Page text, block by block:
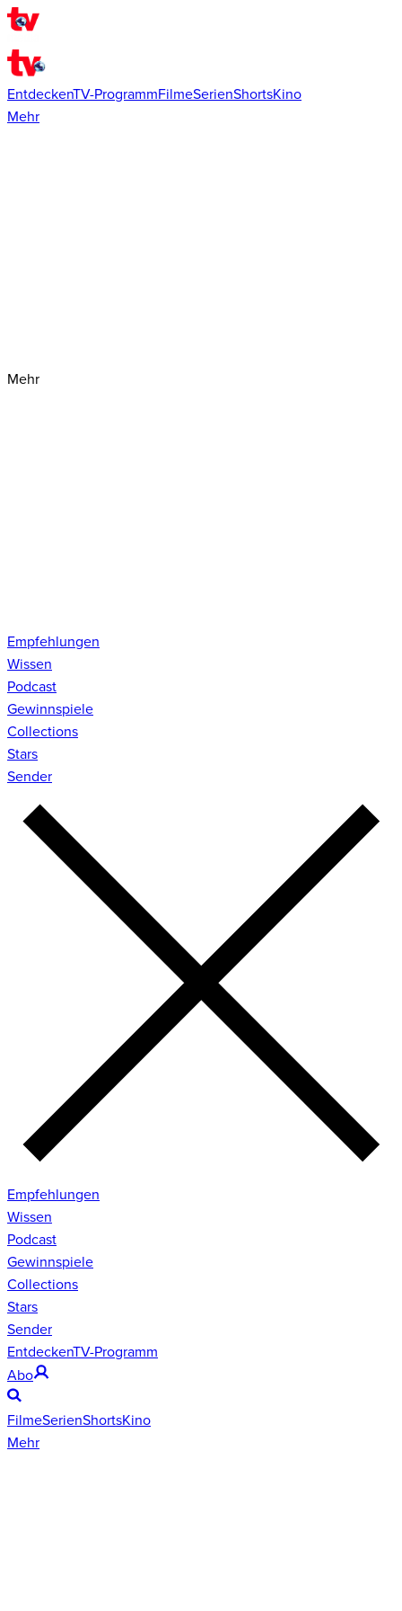
EntdeckenTV-ProgrammFilmeSerienShortsKino
Mehr
Mehr
Empfehlungen
Wissen
Podcast
Gewinnspiele
Collections
Stars
Sender
Empfehlungen
Wissen
Podcast
Gewinnspiele
Collections
Stars
Sender
EntdeckenTV-Programm
Abo
FilmeSerienShortsKino
Mehr